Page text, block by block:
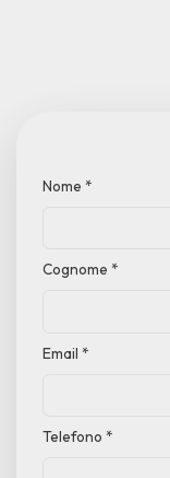
Nome *
Cognome *
Email *
Telefono *